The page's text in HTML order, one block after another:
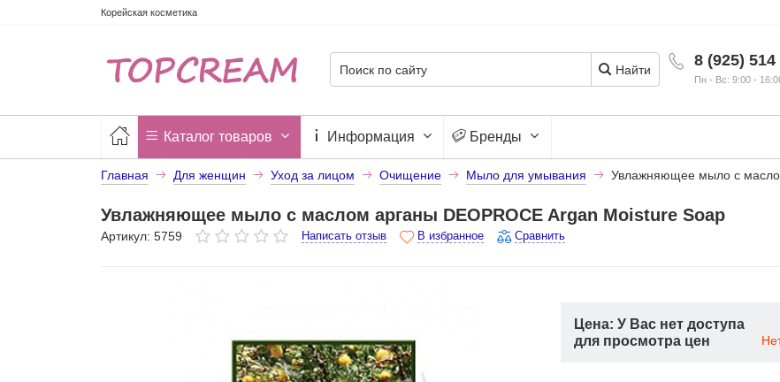
Корейская косметика
8 (925) 514
Пн - Вс: 9:00 -
Найти
Каталог товаров Информация Бренды
Главная Для женщин Уход за лицом Очищение Мыло для умывания Увлажняющее мыло с
Увлажняющее мыло с маслом арганы DEOPROCE Argan Moisture Soap
Артикул: 5759 Написать отзыв В избранное Сравнить
Цена: У Вас нет доступа
для просмотра цен